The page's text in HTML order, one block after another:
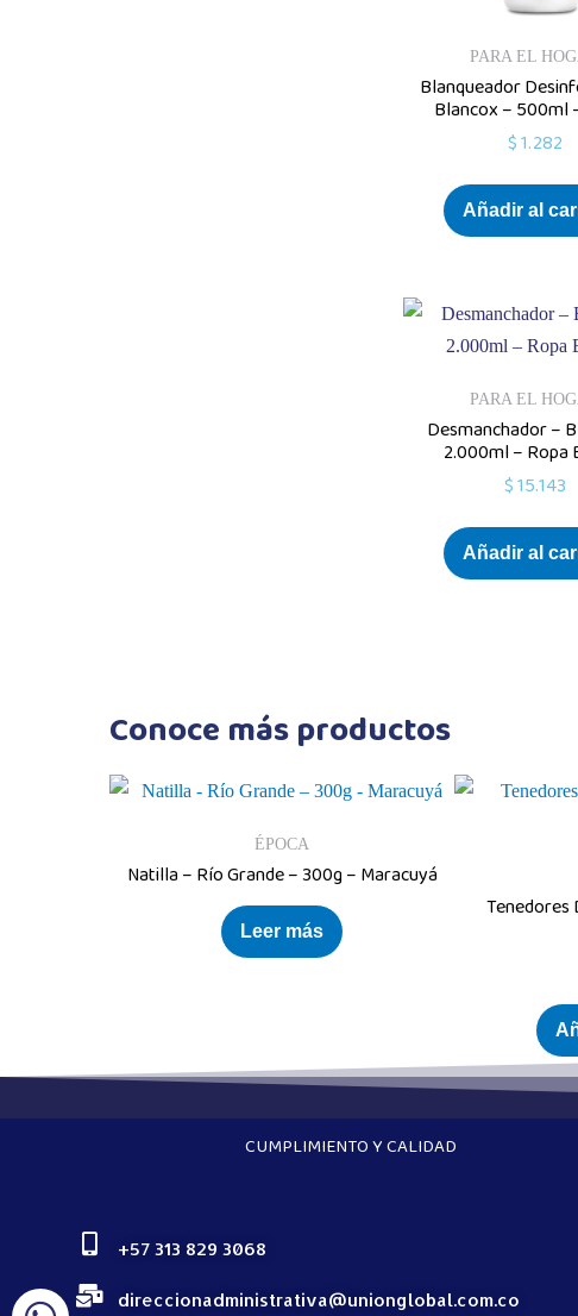
PARA EL
Blanqueador
Blancox – 500ml
$1.282
Añadir al
PARA EL
Desmanchador –
2.000ml – Ropa
$15.143
Añadir al
Conoce más productos
ÉPOCA
Natilla – Río Grande – 300g – Maracuyá
Leer más
Tenedores
CUMPLIMIENTO Y CALIDAD
+57 313 829 3068
direccionadministrativa@unionglobal.com.co